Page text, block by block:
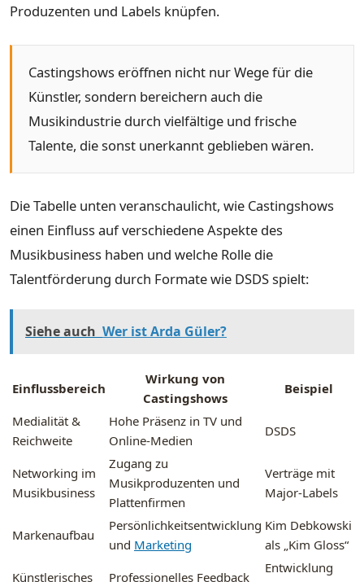
Produzenten und Labels knüpfen.
Castingshows eröffnen nicht nur Wege für die
Künstler, sondern bereichern auch die
Musikindustrie durch vielfältige und frische
Talente, die sonst unerkannt geblieben wären.
Die Tabelle unten veranschaulicht, wie Castingshows
einen Einfluss auf verschiedene Aspekte des
Musikbusiness haben und welche Rolle die
Talentförderung durch Formate wie DSDS spielt:
Siehe auch Wer ist Arda Güler?
Einflussbereich
Wirkung von
Castingshows
Beispiel
Medialität &
Reichweite
Hohe Präsenz in TV und
Online-Medien
DSDS
Networking im
Musikbusiness
Zugang zu
Musikproduzenten und
Plattenfirmen
Verträge mit
Major-Labels
Markenaufbau
Persönlichkeitsentwicklung
und Marketing
Kim Debkowski
als „Kim Gloss“
Künstlerisches
Professionelles Feedback
Entwicklung